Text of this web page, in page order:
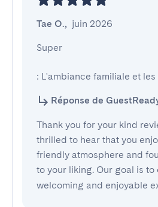
Tae O., juin 2026
Super
: L'ambiance familiale et
Réponse de
Thank you for your kind
thrilled to hear that you
friendly atmosphere and
to your liking. Our goal is to
welcoming and enjoyable